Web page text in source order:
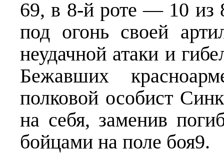
69, в 8-й роте — 10 из
под огонь своей
неудачной атаки и
Бежавших
полковой особист
на себя, заменив
бойцами на поле боя9.